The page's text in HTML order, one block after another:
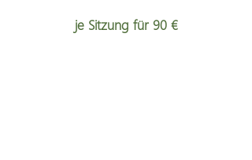
je Sitzung für 90 €